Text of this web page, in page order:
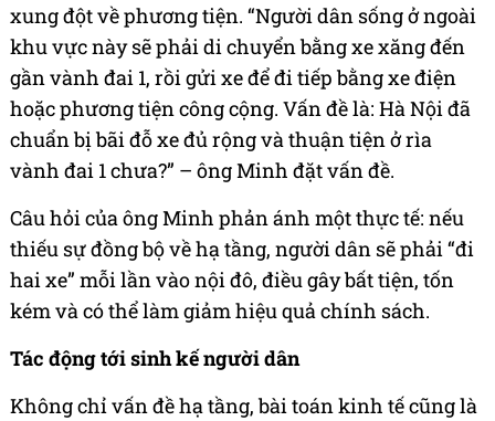
xung đột về phương tiện. “Người dân sống ở ngoài
khu vực này sẽ phải di chuyển bằng xe xăng đến
gần vành đai 1, rồi gửi xe để đi tiếp bằng xe điện
hoặc phương tiện công cộng. Vấn đề là: Hà Nội đã
chuẩn bị bãi đỗ xe đủ rộng và thuận tiện ở rìa
vành đai 1 chưa?” – ông Minh đặt vấn đề.
Câu hỏi của ông Minh phản ánh một thực tế: nếu
thiếu sự đồng bộ về hạ tầng, người dân sẽ phải “đi
hai xe” mỗi lần vào nội đô, điều gây bất tiện, tốn
kém và có thể làm giảm hiệu quả chính sách.
Tác động tới sinh kế người dân
Không chỉ vấn đề hạ tầng, bài toán kinh tế cũng là